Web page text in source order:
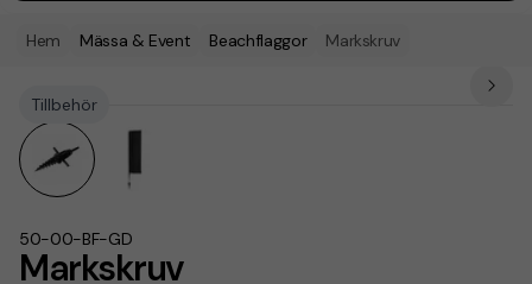
Hem Mässa & Event Beachflaggor Markskruv
Markskruv
50-00-BF-GD
Tillbehör